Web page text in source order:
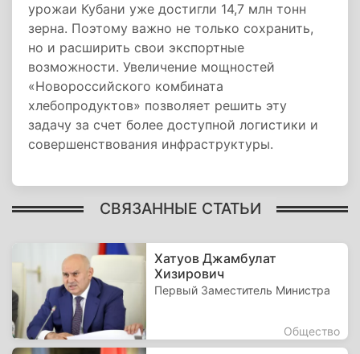
урожаи Кубани уже достигли 14,7 млн тонн
зерна. Поэтому важно не только сохранить,
но и расширить свои экспортные
возможности. Увеличение мощностей
«Новороссийского комбината
хлебопродуктов» позволяет решить эту
задачу за счет более доступной логистики и
совершенствования инфраструктуры.
СВЯЗАННЫЕ СТАТЬИ
Хатуов Джамбулат
Хизирович
Первый Заместитель Министра
Общество